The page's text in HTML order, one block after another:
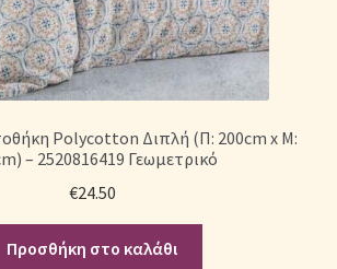
Polycotton Διπλή (Π: 200cm x Μ:
– 2520816419 Γεωμετρικό
€24.50
Προσθήκη στο καλάθι